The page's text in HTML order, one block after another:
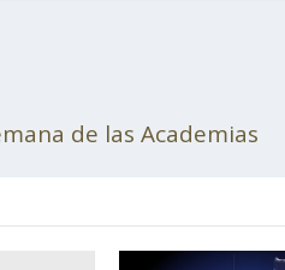
de las Academias